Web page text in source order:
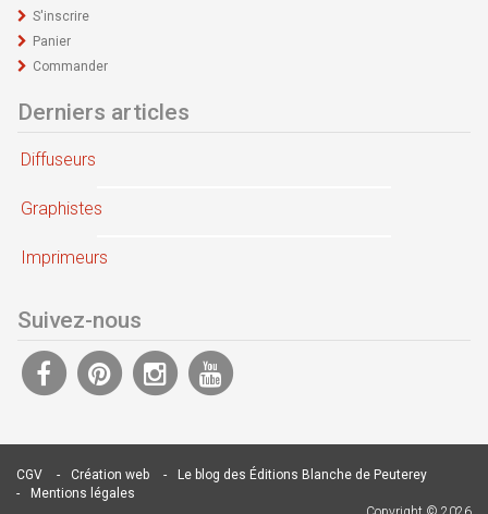
S'inscrire
Panier
Commander
Derniers articles
Diffuseurs
Graphistes
Imprimeurs
Suivez-nous
CGV Création web
Le blog des Éditions Blanche de Peuterey
Mentions légales